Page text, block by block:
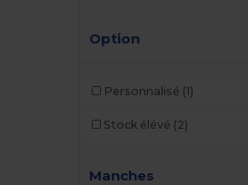
Option
Personnalisé (1)
Stock élévé (2)
Manches